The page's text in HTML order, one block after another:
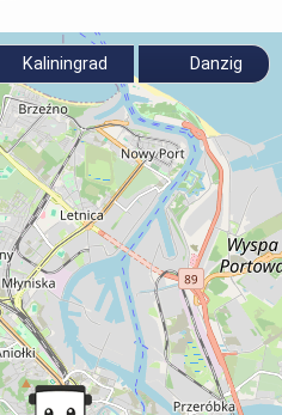
Kaliningrad Danzig